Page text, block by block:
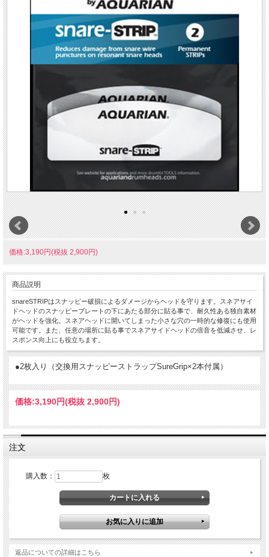
価格:3,190円(税抜 2,900円)
商品説明
snareSTRIPはスナッピー破損によるダメージからヘッドを守ります。スネアサイ
ドヘッドのスナッピープレートの下にあたる部分に貼る事で、耐久性ある独自素材
がヘッドを強化。スネアヘッドに開いてしまった小さな穴の一時的な修復にも使用
可能です。また、任意の場所に貼る事でスネアサイドヘッドの倍音を低減させ、レ
スポンス向上にも役立ちます。
●2枚入り（交換用スナッピーストラップSureGrip×2本付属）
価格:3,190円(税抜 2,900円)
注文
購入数： 枚
返品についての詳細はこちら